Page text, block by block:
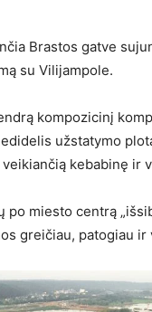
Brastos gatve
su Vilijampole.
kompozicinį
užstatymo
kebabinę ir
miesto centrą
greičiau, patogiau